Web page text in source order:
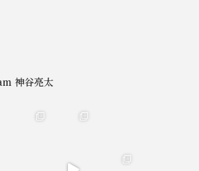
神谷亮太